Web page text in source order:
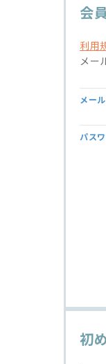
会
利用
メー
メー
パス
初